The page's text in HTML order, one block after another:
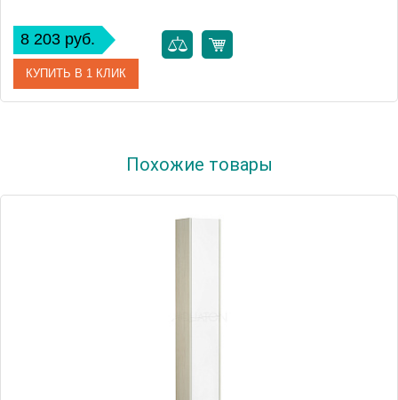
8 203 руб.
КУПИТЬ В 1 КЛИК
Высота, см 160.2000
Похожие товары